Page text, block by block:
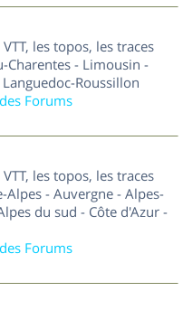
les topos, les traces
Charentes - Limousin -
Roussillon
Forums
les topos, les traces
Alpes - Auvergne - Alpes-
du sud - Côte d'Azur -
Forums